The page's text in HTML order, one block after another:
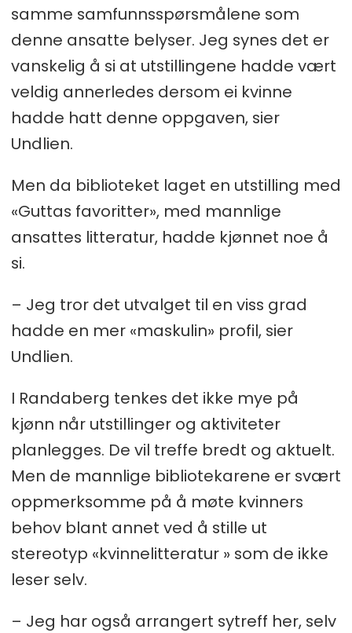
samme samfunnsspørsmålene som
denne ansatte belyser. Jeg synes det er
vanskelig å si at utstillingene hadde vært
veldig annerledes dersom ei kvinne
hadde hatt denne oppgaven, sier
Undlien.
Men da biblioteket laget en utstilling med
«Guttas favoritter», med mannlige
ansattes litteratur, hadde kjønnet noe å
si.
– Jeg tror det utvalget til en viss grad
hadde en mer «maskulin» profil, sier
Undlien.
I Randaberg tenkes det ikke mye på
kjønn når utstillinger og aktiviteter
planlegges. De vil treffe bredt og aktuelt.
Men de mannlige bibliotekarene er svært
oppmerksomme på å møte kvinners
behov blant annet ved å stille ut
stereotyp «kvinnelitteratur » som de ikke
leser selv.
– Jeg har også arrangert sytreff her, selv